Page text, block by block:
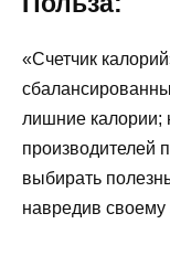
«Счетчик
лишние калории;
производителей
выбирать
навредив своему